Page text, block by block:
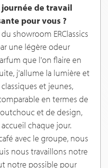
de travail
pour vous ?
showroom ERClassics
une légère odeur
que l'on flaire en
j'allume la lumière et
et jeunes,
en termes de
et de design,
chaque jour.
avec le groupe, nous
nous travaillons notre
notre possible pour